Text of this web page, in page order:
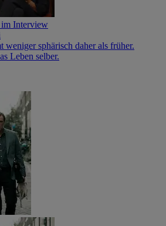
Interview
sphärisch daher als früher.
Leben selber.